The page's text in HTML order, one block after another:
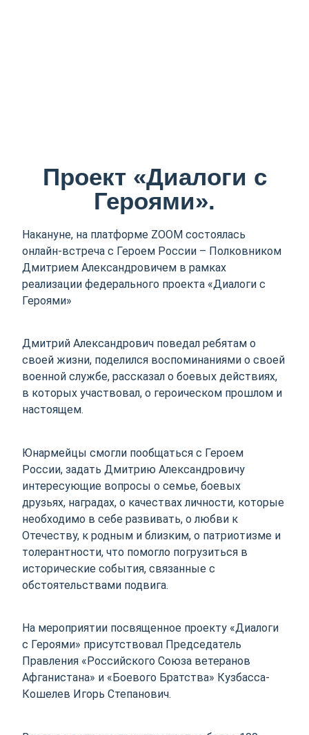
Проект «Диалоги с
Героями».
Накануне, на платформе ZOOM состоялась
онлайн-встреча с Героем России – Полковником
Дмитрием Александровичем в рамках
реализации федерального проекта «Диалоги с
Героями»
Дмитрий Александрович поведал ребятам о
своей жизни, поделился воспоминаниями о своей
военной службе, рассказал о боевых действиях,
в которых участвовал, о героическом прошлом и
настоящем.
Юнармейцы смогли пообщаться с Героем
России, задать Дмитрию Александровичу
интересующие вопросы о семье, боевых
друзьях, наградах, о качествах личности, которые
необходимо в себе развивать, о любви к
Отечеству, к родным и близким, о патриотизме и
толерантности, что помогло погрузиться в
исторические события, связанные с
обстоятельствами подвига.
На мероприятии посвященное проекту «Диалоги
с Героями» присутствовал Председатель
Правления «Российского Союза ветеранов
Афганистана» и «Боевого Братства» Кузбасса-
Кошелев Игорь Степанович.